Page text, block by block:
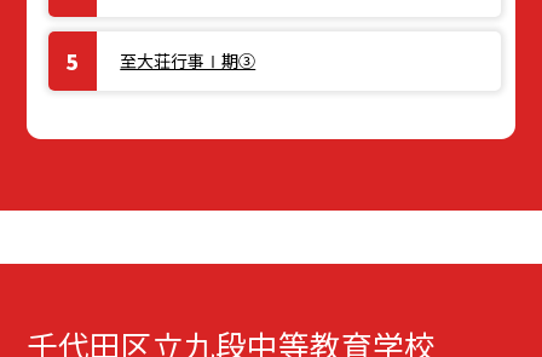
至大荘行事Ⅰ期③
千代田区立九段中等教育学校